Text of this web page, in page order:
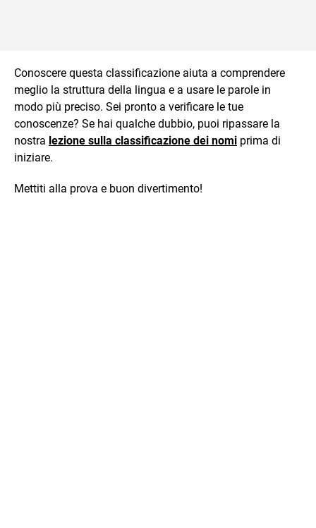
Conoscere questa classificazione aiuta a comprendere
meglio la struttura della lingua e a usare le parole in
modo più preciso. Sei pronto a verificare le tue
conoscenze? Se hai qualche dubbio, puoi ripassare la
nostra lezione sulla classificazione dei nomi prima di
iniziare.
Mettiti alla prova e buon divertimento!